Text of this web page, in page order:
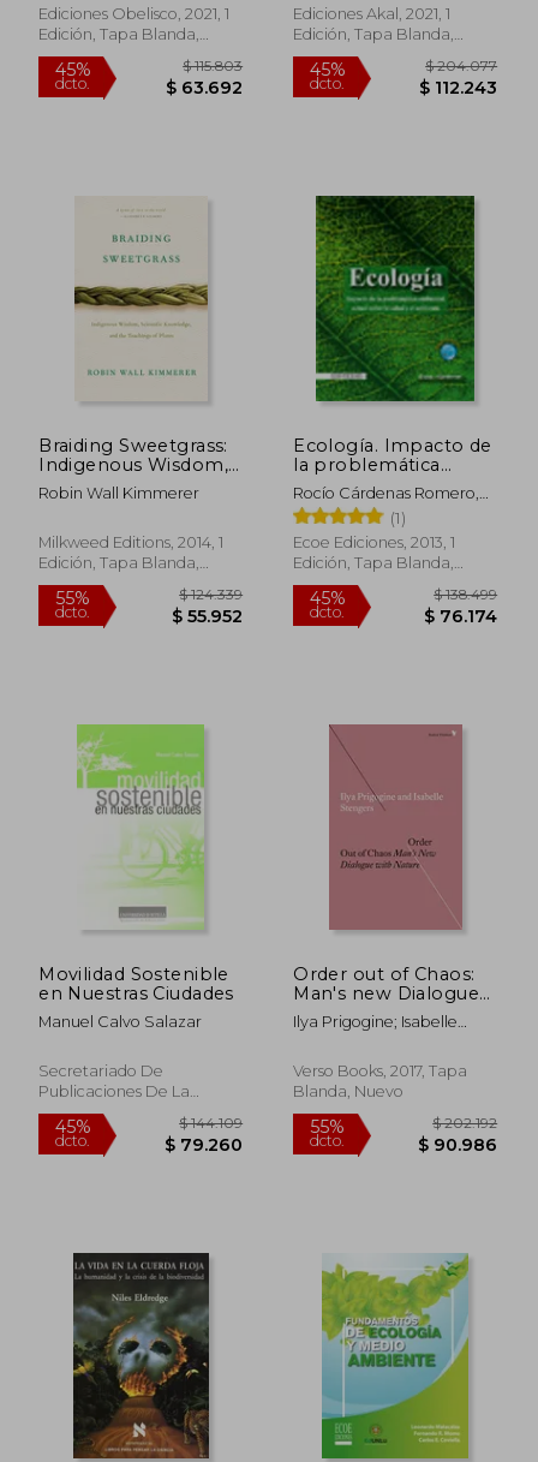
Ediciones Obelisco, 2021, 1
Edición, Tapa Blanda,
Nuevo
dcto.
Ediciones Akal, 2021, 1
Edición, Tapa Blanda,
Nuevo
45%
dcto.
Braiding Sweetgrass:
Indigenous Wisdom,
Scientific Knowledge
and the Teachings of
Robin Wall Kimmerer
Milkweed Editions, 2014, 1
Edición, Tapa Blanda,
Nuevo
55%
dcto.
$ 124.339
$ 55.952
Ecología. Impacto de
la problemática
ambiental actual
sobre la salud y el
ambiente
Rocío Cárdenas Romero,
Manuel Erazo(1)
Ecoe Ediciones, 2013, 1
Edición, Tapa Blanda,
Nuevo
45%
dcto. $
Movilidad Sostenible
en Nuestras Ciudades
Manuel Calvo Salazar
Secretariado De
Publicaciones De La
Universidad De Sevilla,
2013, 1 Edición, Tapa
Blanda, Nuevo
Order out of Chaos:
Man's new Dialogue
With Nature (Radical
Thinkers) (en Inglés)
Ilya Prigogine; Isabelle
Verso Books, 2017, Tapa
Blanda, Nuevo